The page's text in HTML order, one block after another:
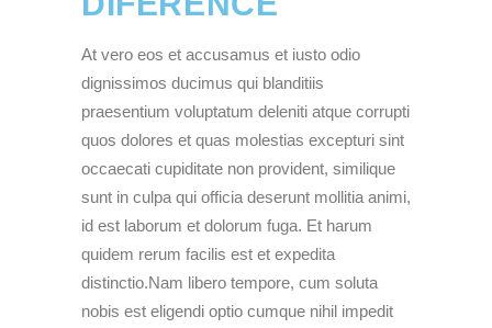
At vero eos et accusamus et iusto odio
dignissimos ducimus qui blanditiis
praesentium voluptatum deleniti atque corrupti
quos dolores et quas molestias excepturi sint
occaecati cupiditate non provident, similique
sunt in culpa qui officia deserunt mollitia animi,
id est laborum et dolorum fuga. Et harum
quidem rerum facilis est et expedita
distinctio.Nam libero tempore, cum soluta
nobis est eligendi optio cumque nihil impedit